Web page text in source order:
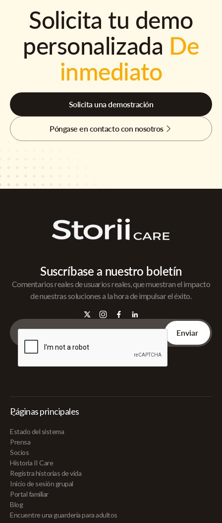
Solicita tu demo
personalizada De
inmediato
Solicita una demostración
Póngase en contacto con nosotros
Suscríbase a nuestro boletín
Comentarios reales de usuarios reales, que muestran el impacto
de nuestras soluciones a la hora de impulsar el éxito.
Páginas principales
Estado del sistema
Prensa
Socios
Historia II Care
Registra historias de vida
Inicio de sesión grupal
Portal familiar
Blog
Encuentre una guardería para adultos